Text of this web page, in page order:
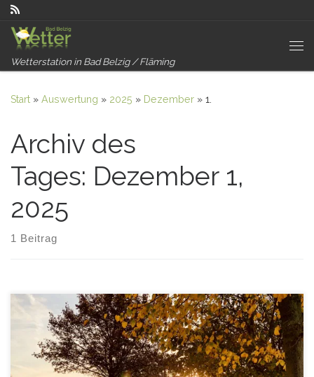
Wetterstation in Bad Belzig / Fläming
Start » Auswertung » 2025 » Dezember » 1.
Archiv des
Tages: Dezember 1,
2025
1 Beitrag
Auswertung aller Stations-Messwerte im November 2025 mit